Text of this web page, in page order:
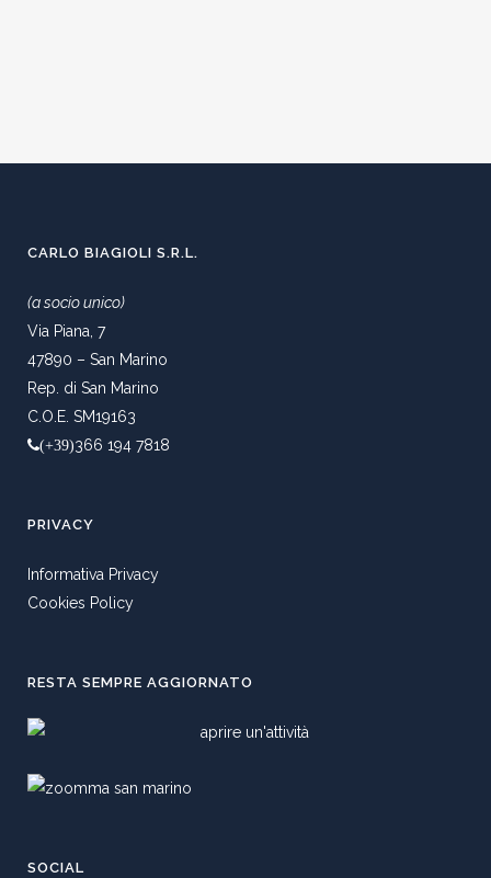
CARLO BIAGIOLI S.R.L.
(a socio unico)
Via Piana, 7
47890 – San Marino
Rep. di San Marino
C.O.E. SM19163
(+39)366 194 7818
PRIVACY
Informativa Privacy
Cookies Policy
RESTA SEMPRE AGGIORNATO
SOCIAL